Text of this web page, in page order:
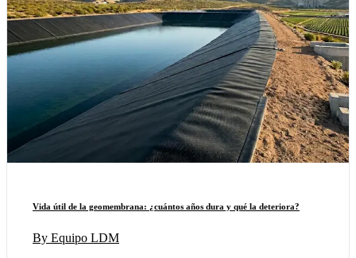
Vida útil de la geomembrana: ¿cuántos años dura y qué la deteriora?
By Equipo LDM